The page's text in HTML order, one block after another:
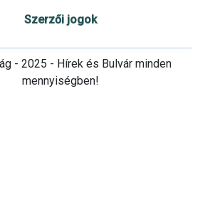
Szerzői jogok
- 2025 - Hírek és Bulvár minden
mennyiségben!